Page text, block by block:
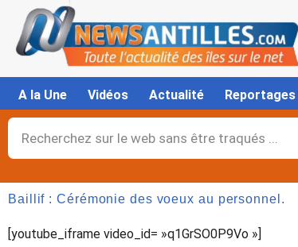
contenu
A la Une Vidéos Actualité Reportages
Rechercher
Baillif : Cérémonie des voeux au personnel.
[youtube_iframe video_id= »q1GrSO0P9Vo »]